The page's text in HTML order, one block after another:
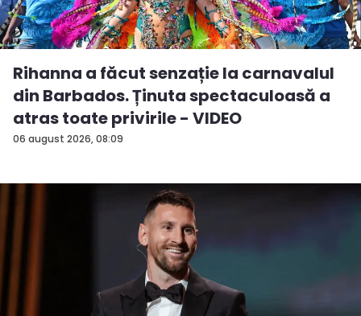
06 august 2026, 08:09
Rihanna a făcut senzație la carnavalul
din Barbados. Ținuta spectaculoasă a
atras toate privirile - VIDEO